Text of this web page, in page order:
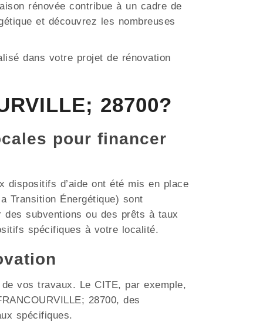
rénovée contribue à un cadre de
et découvrez les nombreuses
dans votre projet de rénovation
28700?
pour financer
dispositifs d’aide ont été mis en place
Transition Énergétique) sont
des subventions ou des prêts à taux
spécifiques à votre localité.
vos travaux. Le CITE, par exemple,
28700, des
spécifiques.